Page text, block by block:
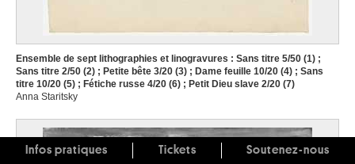
Ensemble de sept lithographies et linogravures : Sans titre 5/50 (1) ;
Sans titre 2/50 (2) ; Petite bête 3/20 (3) ; Dame feuille 10/20 (4) ; Sans
titre 10/20 (5) ; Fétiche russe 4/20 (6) ; Petit Dieu slave 2/20 (7)
Anna Staritsky
Infos pratiques Tickets Soutenez-nous